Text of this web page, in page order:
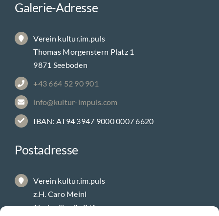
Verein kultur.im.puls
Thomas Morgenstern Platz 1
Verein kultur.im.puls
z.H. Caro Meinl